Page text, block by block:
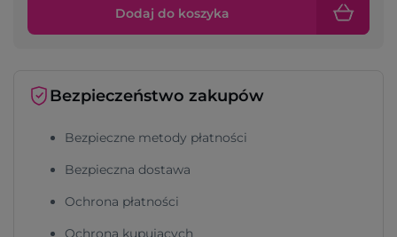
Dodaj do koszyka
Bezpieczeństwo zakupów
Bezpieczne metody płatności
Bezpieczna dostawa
Ochrona płatności
Ochrona kupujących